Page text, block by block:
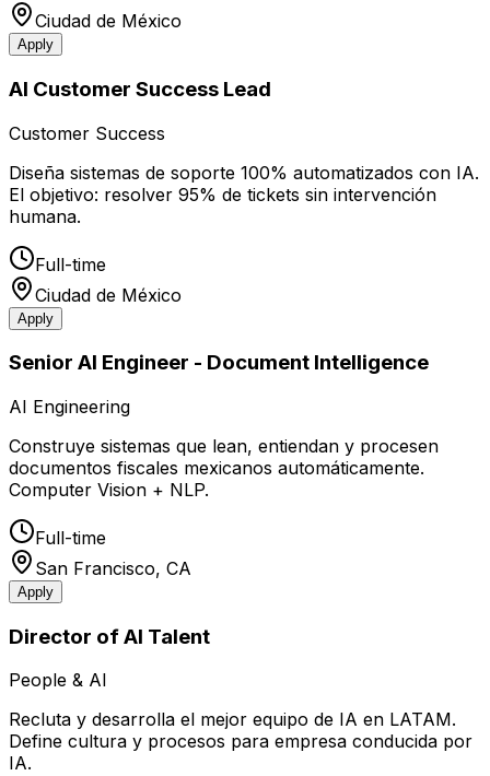
Ciudad de México
Apply
AI Customer Success Lead
Customer Success
Diseña sistemas de soporte 100% automatizados con IA.
El objetivo: resolver 95% de tickets sin intervención
humana.
Full-time
Ciudad de México
Apply
Senior AI Engineer - Document Intelligence
AI Engineering
Construye sistemas que lean, entiendan y procesen
documentos fiscales mexicanos automáticamente.
Computer Vision + NLP.
Full-time
San Francisco, CA
Apply
Director of AI Talent
People & AI
Recluta y desarrolla el mejor equipo de IA en LATAM.
Define cultura y procesos para empresa conducida por
IA.